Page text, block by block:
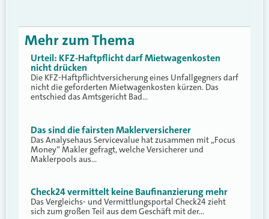
Mehr zum Thema
Urteil: KFZ-Haftpflicht darf Mietwagenkosten
nicht drücken
Die KFZ-Haftpflichtversicherung eines Unfallgegners darf
nicht die geforderten Mietwagenkosten kürzen. Das
entschied das Amtsgericht Bad…
Das sind die fairsten Maklerversicherer
Das Analysehaus Servicevalue hat zusammen mit „Focus
Money“ Makler gefragt, welche Versicherer und
Maklerpools aus…
Check24 vermittelt keine Baufinanzierung mehr
Das Vergleichs- und Vermittlungsportal Check24 zieht
sich zum großen Teil aus dem Geschäft mit der…